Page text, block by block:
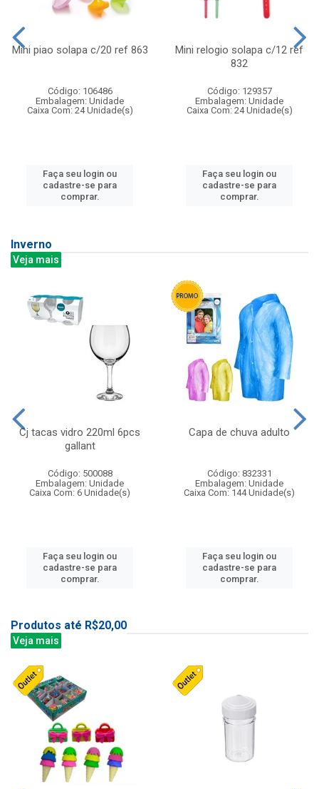
Mini piao solapa c/20 ref 863
Código: 106486
Embalagem: Unidade
Caixa Com: 24 Unidade(s)
Faça seu login ou
cadastre-se para
comprar.
Mini relogio solapa c/12 ref
832
Código: 129357
Embalagem: Unidade
Caixa Com: 24 Unidade(s)
Faça seu login ou
cadastre-se para
comprar.
Inverno
Veja mais
Cj tacas vidro 220ml 6pcs
gallant
Código: 500088
Embalagem: Unidade
Caixa Com: 6 Unidade(s)
Faça seu login ou
cadastre-se para
comprar.
Capa de chuva adulto
Código: 832331
Embalagem: Unidade
Caixa Com: 144 Unidade(s)
Faça seu login ou
cadastre-se para
comprar.
Produtos até R$20,00
Veja mais